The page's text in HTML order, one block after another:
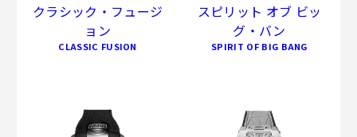
クラシック・フュージ
ョン
CLASSIC FUSION
スピリット オブ ビッ
グ・バン
SPIRIT OF BIG BANG